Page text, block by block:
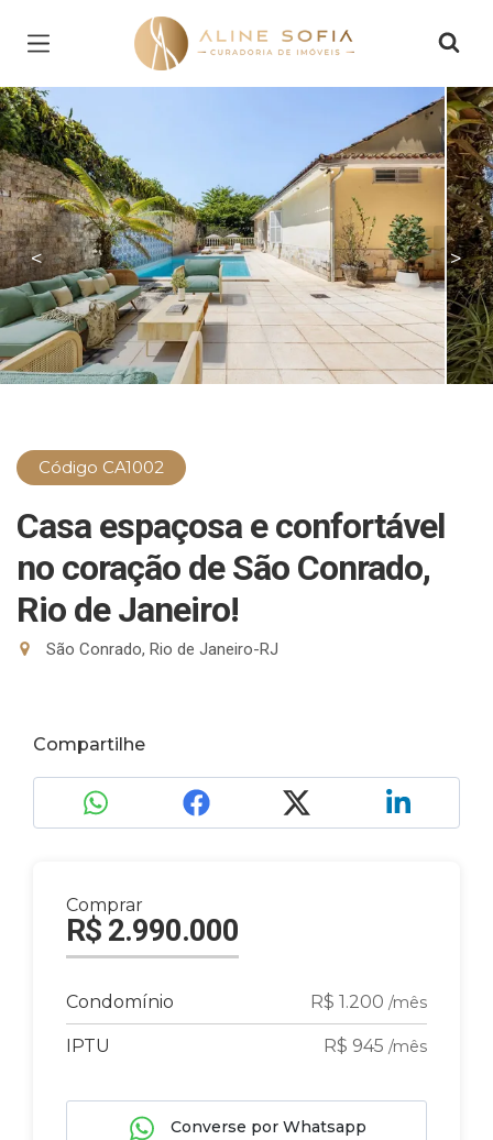
Página inicial
< >
Código CA1002
Casa espaçosa e confortável
no coração de São Conrado,
Rio de Janeiro!
São Conrado, Rio de Janeiro-RJ
Compartilhe
Comprar
R$ 2.990.000
Condomínio R$ 1.200 /mês
IPTU R$ 945 /mês
Converse por Whatsapp